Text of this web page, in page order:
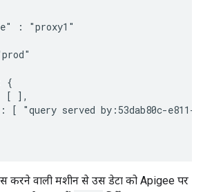
: "proxy1"
{
[ ],
[ "query served by:53dab80c-
करने वाली मशीन से उस डेटा को Apigee पर